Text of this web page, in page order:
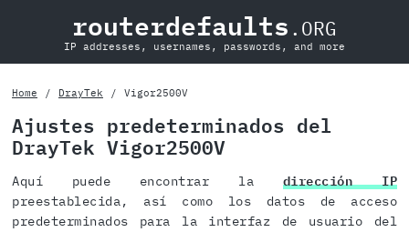
routerdefaults .ORG
IP addresses, usernames, passwords, and more
Home DrayTek Vigor2500V
Ajustes predeterminados del
DrayTek Vigor2500V
Aquí puede encontrar la dirección IP
preestablecida, así como los datos de acceso
predeterminados para la interfaz de usuario del